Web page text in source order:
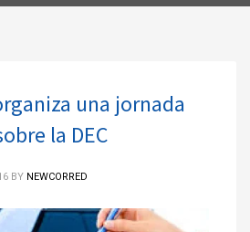
una jornada
la DEC
BY NEWCORRED